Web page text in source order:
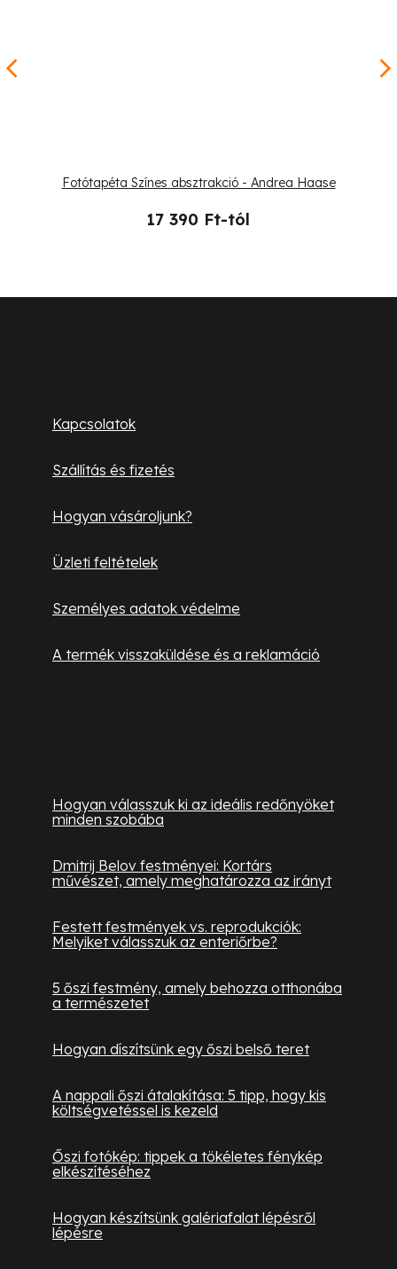
Fotótapéta Színes absztrakció - Andrea Haase
17 390 Ft-tól
Kapcsolatok
Szállítás és fizetés
Hogyan vásároljunk?
Üzleti feltételek
Személyes adatok védelme
A termék visszaküldése és a reklamáció
Hogyan válasszuk ki az ideális redőnyöket
minden szobába
Dmitrij Belov festményei: Kortárs
művészet, amely meghatározza az irányt
Festett festmények vs. reprodukciók:
Melyiket válasszuk az enteriőrbe?
5 őszi festmény, amely behozza otthonába
a természetet
Hogyan díszítsünk egy őszi belső teret
A nappali őszi átalakítása: 5 tipp, hogy kis
költségvetéssel is kezeld
Őszi fotókép: tippek a tökéletes fénykép
elkészítéséhez
Hogyan készítsünk galériafalat lépésről
lépésre